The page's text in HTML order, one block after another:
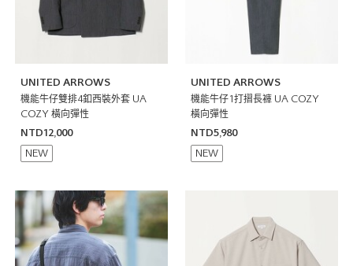
UNITED ARROWS
機能牛仔雙排4釦西裝外套 UA
COZY 橫向彈性
NTD12,000
NEW
UNITED ARROWS
機能牛仔1打摺長褲 UA COZY
橫向彈性
NTD5,980
NEW